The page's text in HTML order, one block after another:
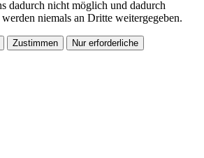
dadurch nicht möglich und dadurch
niemals an Dritte weitergegeben.
Zustimmen Nur erforderliche